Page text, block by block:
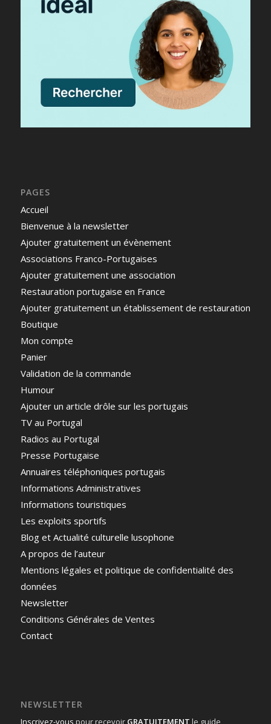
PAGES
Accueil
Bienvenue à la newsletter
Ajouter gratuitement un évènement
Associations Franco-Portugaises
Ajouter gratuitement une association
Restauration portugaise en France
Ajouter gratuitement un établissement de restauration
Boutique
Mon compte
Panier
Validation de la commande
Humour
Ajouter un article drôle sur les portugais
TV au Portugal
Radios au Portugal
Presse Portugaise
Annuaires téléphoniques portugais
Informations Administratives
Informations touristiques
Les exploits sportifs
Blog et Actualité culturelle lusophone
A propos de l’auteur
Mentions légales et politique de confidentialité des
données
Newsletter
Conditions Générales de Ventes
Contact
NEWSLETTER
Inscrivez-vous pour recevoir GRATUITEMENT le guide